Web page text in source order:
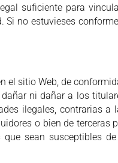
suficiente para
no estuvieses
el sitio Web, de
ni dañar a los
ilegales, contrarias a
o bien de terceras
sean susceptibles